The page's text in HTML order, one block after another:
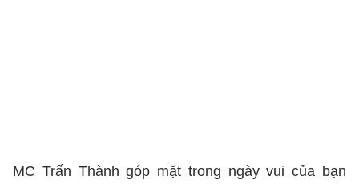
MC Trấn Thành góp mặt trong ngày vui của bạn